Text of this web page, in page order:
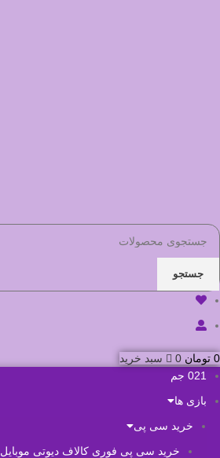
جستجو
0 تومان 0
سبد خرید
021 جم
بازی ها
خرید سی پی
خرید سی پی فوری کالاف دیوتی موبایل